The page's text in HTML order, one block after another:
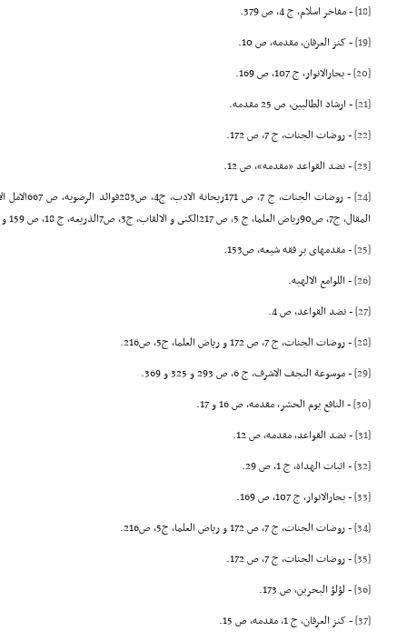
[18]
- مفاخر اسلام، ج 4، ص 379.
[19]
- کنز العرفان، مقدمه، ص 10.
[20]
- بحارالانوار، ج 107، ص 169.
[21]
- ارشاد الطالبین، ص 25 مقدمه.
[22]
- روضات الجنات، ج 7، ص 172.
[23]
- نضد القواعد «مقدمه»، ص 12.
[24]
المقال، ج7، ص90ریاض العلما، ج 5، ص 217الکنى و الالقاب، ج3، ص7الذریعه، ج 18، ص 159 و تنقیح المقال، ج3، ص245.
[25]
- مقدمهاى بر فقه شیعه، ص153.
[26]
- اللوامع الالهیه.
[27]
- نضد القواعد، ص 4.
[28]
- روضات الجنات، ج 7، ص 172 و ریاض العلما، ج5، ص216.
[29]
- موسوعة النجف الاشرف، ج 6، ص 293 و 325 و 369.
[30]
- النافع یوم الحشر، مقدمه، ص 16 و 17.
[31]
- نضد القواعد، مقدمه، ص 12.
[32]
- اثبات الهداة، ج 1، ص 29.
[33]
- بحارالانوار، ج 107، ص 169.
[34]
- روضات الجنات، ج 7، ص 172 و ریاض العلما، ج5، ص216.
[35]
- روضات الجنات، ج 7، ص 172.
[36]
- لؤلؤ البحرین، ص 173.
[37]
- کنز العرفان، ج 1، مقدمه، ص 15.